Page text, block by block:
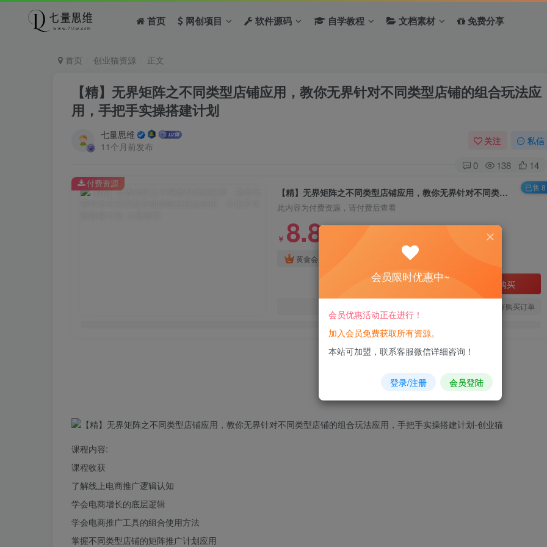
首页 网创项目 软件源码 自学教程 文档素材 免费分享
首页 创业猫资源 正文
【精】无界矩阵之不同类型店铺应用，教你无界针对不同类型店铺的组合玩法应
用，手把手实操搭建计划
七量思维
11个月前发布
关注 私信
0 138 14
【精】无界矩阵之不同类型店铺应用，教你无界针对不同类型店铺的组合玩法应用，手把手实操搭建计划
此内容为付费资源，请付费后查看
￥ 8.8
黄金会员 免费
立即购买
您当前未登录！建议登陆后购买，可保存购买订单
付费资源 已售 8
课程内容:
课程收获
了解线上电商推广逻辑认知
学会电商增长的底层逻辑
学会电商推广工具的组合使用方法
掌握不同类型店铺的矩阵推广计划应用
会员限时优惠中~
会员优惠活动正在进行！
加入会员免费获取所有资源。
本站可加盟，联系客服微信详细咨询！
登录/注册 会员登陆